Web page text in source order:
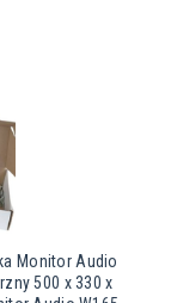
Monitor Audio
500 x 330 x